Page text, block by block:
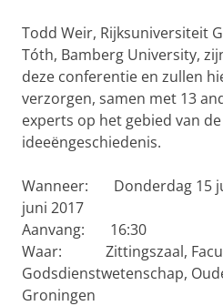
Todd Weir, Rijksuniversiteit
Tóth, Bamberg University,
deze conferentie en zullen
verzorgen, samen met 13
experts op het gebied van
ideeëngeschiedenis.
Wanneer: Donderdag 15
juni 2017
Aanvang: 16:30
Waar: Zittingszaal,
Godsdienstwetenschap,
Groningen